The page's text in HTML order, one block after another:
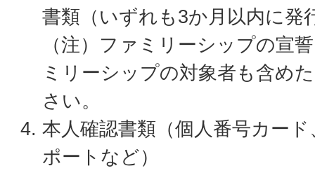
書類（いずれも3か月以内に発
（注）ファミリーシップの宣
ミリーシップの対象者も含め
さい。
本人確認書類（個人番号カー
ポートなど）